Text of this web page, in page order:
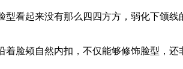
看起来没有那么四四方方，弱化下颌
脸颊自然内扣，不仅能够修饰脸型，